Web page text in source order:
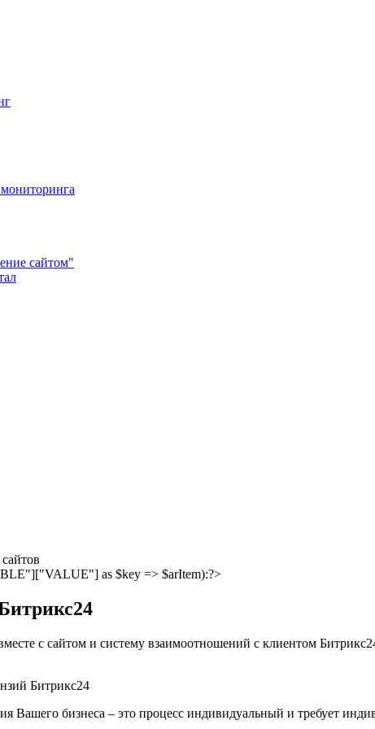
сайтом"
as $key => $arItem):?>
с сайтом и систему взаимоотношений с клиентом
Битрикс24
Вашего бизнеса – это процесс индивидуальный и требует